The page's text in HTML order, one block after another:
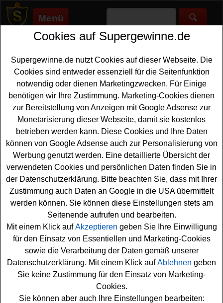
Menü
Supergewinne.de>Gewinnspiele>Freikarten Gewinnspiele
Anzeige:
Anzeige:
Stuttgarter Hofbräu Gewinnspiel -
mit Kassenbon gewinnen
Ein tolles Stuttgarter Hofbräu Gewinnspiel mit
Kassenbon für alle Gewinner, die gern tolleFestival
Tickets gewinnenmöchten. Stuttgarter Hofbräu verlost
5x2 VIP Tickets und 20x2 Kombi Freikarten für das
Kessel Festival 2026 - und mit etwas Glück können Sie
diese FestivalTickets gewinnen. Falls Sie an dem
Stuttgarter Hofbräu Gewinnspiel teilnehmen möchten,
müssen Sie einen Kassenbon einsenden. Dafür müssen
Sie im Aktionszeitraum mindestens einen Sixpack
Käpsele kaufen und Ihren Kassenbon hochladen.
Vielleicht haben Sie ja Glück und können die Festival
Tickets gewinnen? Auf jeden Fall viel Erfolg bei diesem
Stuttgarter Hofbräu Gewinnspiel!
Cookies auf Supergewinne.de
Supergewinne.de nutzt Cookies auf dieser Webseite. Die
Cookies sind entweder essenziell für die Seitenfunktion
notwendig oder dienen Marketingzwecken. Für Einige
benötigen wir Ihre Zustimmung. Marketing-Cookies dienen
zur Bereitstellung von Anzeigen mit Google Adsense zur
Monetarisierung dieser Webseite, damit sie kostenlos
betrieben werden kann. Diese Cookies und Ihre Daten
können von Google Adsense auch zur Personalisierung von
Werbung genutzt werden. Eine detaillierte Übersicht der
verwendeten Cookies und persönlichen Daten finden Sie in
der Datenschutzerklärung. Bitte beachten Sie, dass mit Ihrer
Zustimmung auch Daten an Google in die USA übermittelt
werden können. Sie können diese Einstellungen stets am
Seitenende aufrufen und bearbeiten.
Mit einem Klick aufAkzeptieren geben Sie Ihre Einwilligung
für den Einsatz von Essentiellen und Marketing-Cookies
sowie die Verarbeitung der Daten gemäß unserer
Datenschutzerklärung. Mit einem Klick aufAblehnen geben
Sie keine Zustimmung für den Einsatz von Marketing-
Cookies.
Sie können aber auch Ihre Einstellungen bearbeiten: